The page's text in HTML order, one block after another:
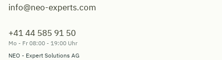
info@neo-experts.com
+41 44 585 91 50
Mo - Fr 08:00 - 19:00 Uhr
NEO - Expert Solutions AG